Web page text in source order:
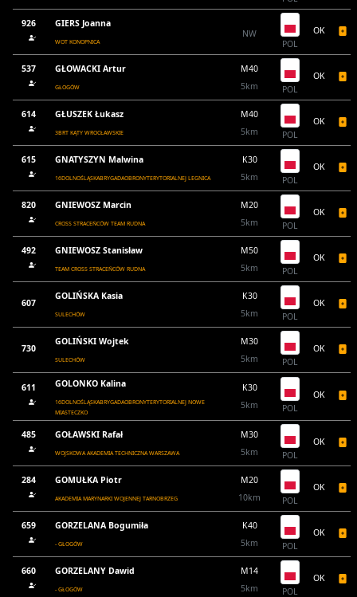
926 GIERS Joanna
WOT KONOPNICA
NW
POL
OK
537 GŁOWACKI Artur
GŁOGÓW
M40
5km
POL
OK
614 GŁUSZEK Łukasz
3BRT KĄTY WROCŁAWSKIE
M40
5km
POL
OK
615 GNATYSZYN Malwina
16DOLNOŚLĄSKABRYGADAOBRONYTERYTORIALNEJ LEGNICA
K30
5km
POL
OK
820 GNIEWOSZ Marcin
CROSS STRACEŃCÓW TEAM RUDNA
M20
5km
POL
OK
492 GNIEWOSZ Stanisław
TEAM CROSS STRACEŃCÓW RUDNA
M50
5km
POL
OK
607
GOLIŃSKA Kasia
SULECHÓW
K30
5km
POL
OK
730
GOLIŃSKI Wojtek
SULECHÓW
M30
5km
POL
OK
611 GOLONKO Kalina
16DOLNOŚLĄSKABRYGADAOBRONYTERYTORIALNEJ NOWE
MIASTECZKO
K30
5km
POL
OK
485 GOŁAWSKI Rafał
WOJSKOWA AKADEMIA TECHNICZNA WARSZAWA
M30
5km
POL
OK
284 GOMUŁKA Piotr
AKADEMIA MARYNARKI WOJENNEJ TARNOBRZEG
M20
10km
POL
OK
659 GORZELANA Bogumiła
- GŁOGÓW
K40
5km
POL
OK
660 GORZELANY Dawid
- GŁOGÓW
M14
5km
POL
OK